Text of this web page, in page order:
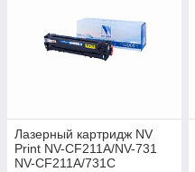
Лазерный картридж NV
Print NV-CF211A/NV-731
NV-CF211A/731C